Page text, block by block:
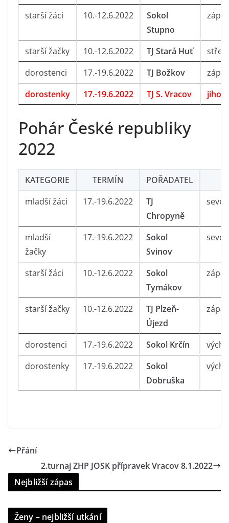
starší žáci 10.-12.6.2022
Sokol
Stupno
starší žačky 10.-12.6.2022 TJ Stará Huť
dorostenci
17.-19.6.2022 TJ Božkov
dorostenky
17.-19.6.2022 TJ S. Vracov
Pohár České republiky
2022
KATEGORIE TERMÍN POŘADATEL
mladší žáci
17.-19.6.2022
TJ
Chropyně
mladší
žačky
17.-19.6.2022
Sokol
Svinov
starší žáci 10.-12.6.2022
Sokol
Tymákov
starší žačky 10.-12.6.2022
TJ Plzeň-
Újezd
dorostenci 17.-19.6.2022 Sokol Krčín
dorostenky
17.-19.6.2022
Sokol
Dobruška
Přání
2.turnaj ZHP JOSK přípravek Vracov 8.1.2022
Nejbližší zápas
Ženy – nejbližší utkání